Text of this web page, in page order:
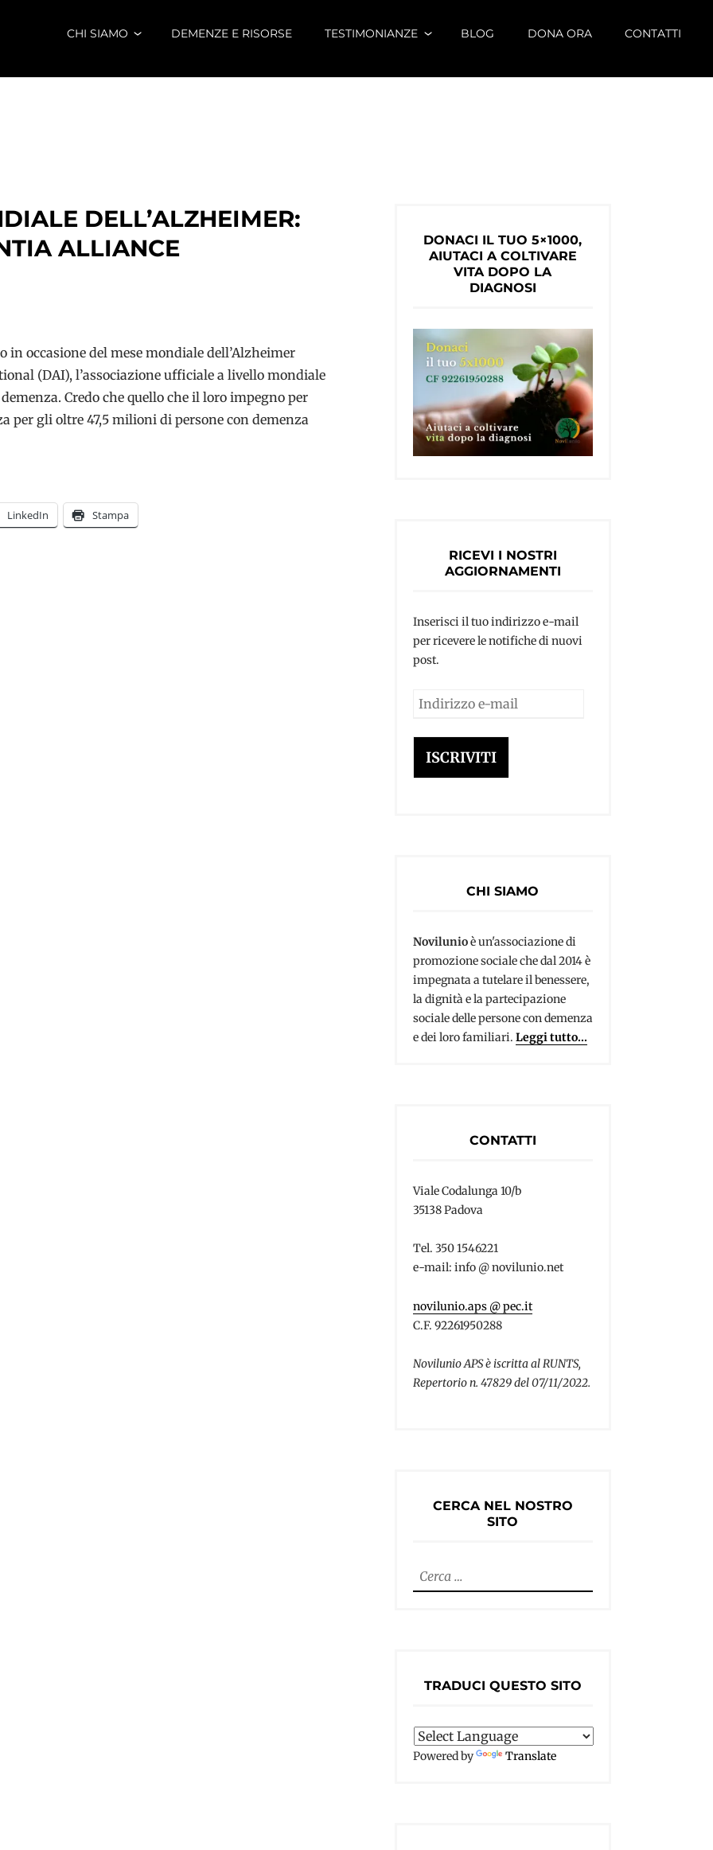
CHI SIAMO DEMENZE E RISORSE TESTIMONIANZE BLOG DONA ORA CONTATTI
DELL’ALZHEIMER:
ALLIANCE
in occasione del mese mondiale dell’Alzheimer
(DAI), l’associazione ufficiale a livello mondiale
Credo che quello che il loro impegno per
per gli oltre 47,5 milioni di persone con demenza
LinkedIn Stampa
DONACI IL TUO 5×1000,
AIUTACI A COLTIVARE
VITA DOPO LA
DIAGNOSI
RICEVI I NOSTRI
AGGIORNAMENTI
Inserisci il tuo indirizzo e-mail
per ricevere le notifiche di nuovi
post.
Indirizzo
mail
ISCRIVITI
CHI SIAMO
Novilunioè un'associazione di
promozione sociale che dal 2014 è
impegnata a tutelare il benessere,
la dignità e la partecipazione
sociale delle persone con demenza
e dei loro familiari. Leggi tutto...
CONTATTI
Viale Codalunga 10/b
35138 Padova
Tel. 350 1546221
e-mail: info @ novilunio.net
novilunio.aps @ pec.it
C.F. 92261950288
Novilunio APS è iscritta al RUNTS,
Repertorio n. 47829 del 07/11/2022.
CERCA NEL NOSTRO
SITO
Ricerca
per:
TRADUCI QUESTO SITO
Powered by Translate